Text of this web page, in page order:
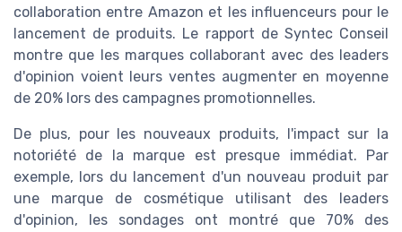
collaboration entre Amazon et les influenceurs pour le
lancement de produits. Le rapport de Syntec Conseil
montre que les marques collaborant avec des leaders
d'opinion voient leurs ventes augmenter en moyenne
de 20% lors des campagnes promotionnelles.
De plus, pour les nouveaux produits, l'impact sur la
notoriété de la marque est presque immédiat. Par
exemple, lors du lancement d'un nouveau produit par
une marque de cosmétique utilisant des leaders
d'opinion, les sondages ont montré que 70% des